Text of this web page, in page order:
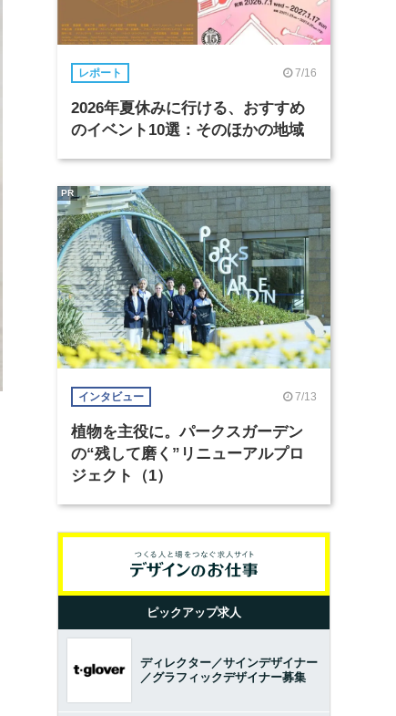
レポート 7/16
2026年夏休みに行ける、おすすめ
のイベント10選：そのほかの地域
インタビュー 7/13
植物を主役に。パークスガーデン
の“残して磨く”リニューアルプロ
ジェクト（1）
PR
ピックアップ求人
ディレクター／サインデザイナー
／グラフィックデザイナー募集